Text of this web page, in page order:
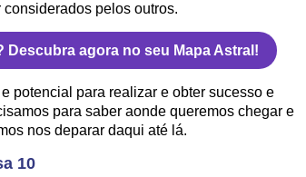
pelos outros.
Descubra agora no seu Mapa Astral!
potencial para realizar e obter sucesso e
para saber aonde queremos chegar e
nos deparar daqui até lá.
10